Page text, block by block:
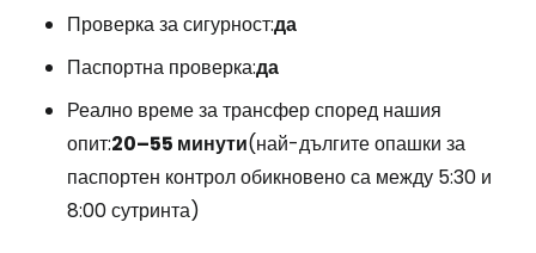
Проверка за сигурност:да
Паспортна проверка:да
Реално време за трансфер според нашия
опит:20–55 минути(най-дългите опашки за
паспортен контрол обикновено са между 5:30 и
8:00 сутринта)